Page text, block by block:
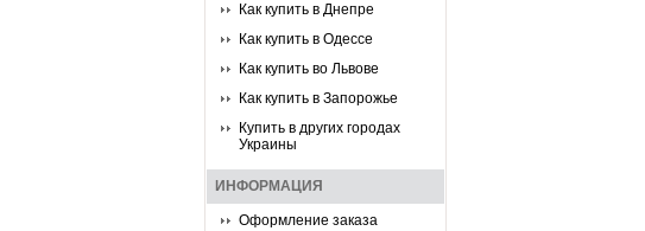
Как купить в Днепре
Как купить в Одессе
Как купить во Львове
Как купить в Запорожье
Купить в других городах
Украины
ИНФОРМАЦИЯ
Оформление заказа